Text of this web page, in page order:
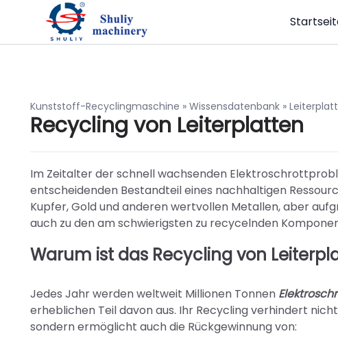
Kunststoff-Recyclingmaschine » Wissensdatenbank »
Recycling von Leiterplatten
Im Zeitalter der schnell wachsenden
entscheidenden Bestandteil eines nachhaltigen
Kupfer, Gold und anderen wertvollen Metallen, aber
auch zu den am schwierigsten zu recycelnden
Warum ist das Recycling von
Jedes Jahr werden weltweit Millionen Tonnen
erheblichen Teil davon aus. Ihr Recycling verhindert
sondern ermöglicht auch die Rückgewinnung von: